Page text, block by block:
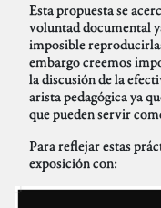
Esta propuesta se
voluntad documental
imposible
embargo creemos
la discusión de la
arista pedagógica ya
que pueden servir
Para reflejar estas
exposición con: